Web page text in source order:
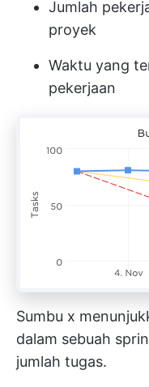
Jumlah
proyek
Waktu yang
pekerjaan
Sumbu x
dalam sebuah
jumlah tugas.